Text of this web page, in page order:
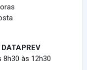
8h30 às 12h30